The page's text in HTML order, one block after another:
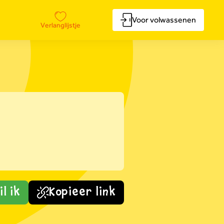
Verlanglijstje
Voor volwassenen
ik Kopieer link